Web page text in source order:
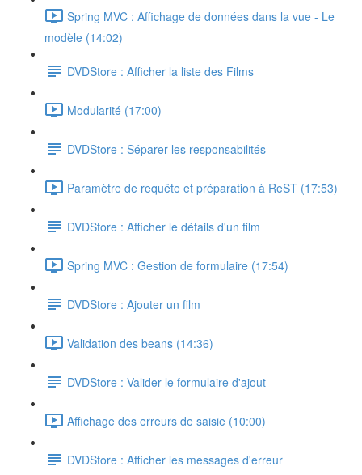
Spring MVC : Affichage de données dans la vue - Le
modèle (14:02)
DVDStore : Afficher la liste des Films
Modularité (17:00)
DVDStore : Séparer les responsabilités
Paramètre de requête et préparation à ReST (17:53)
DVDStore : Afficher le détails d'un film
Spring MVC : Gestion de formulaire (17:54)
DVDStore : Ajouter un film
Validation des beans (14:36)
DVDStore : Valider le formulaire d'ajout
Affichage des erreurs de saisie (10:00)
DVDStore : Afficher les messages d'erreur